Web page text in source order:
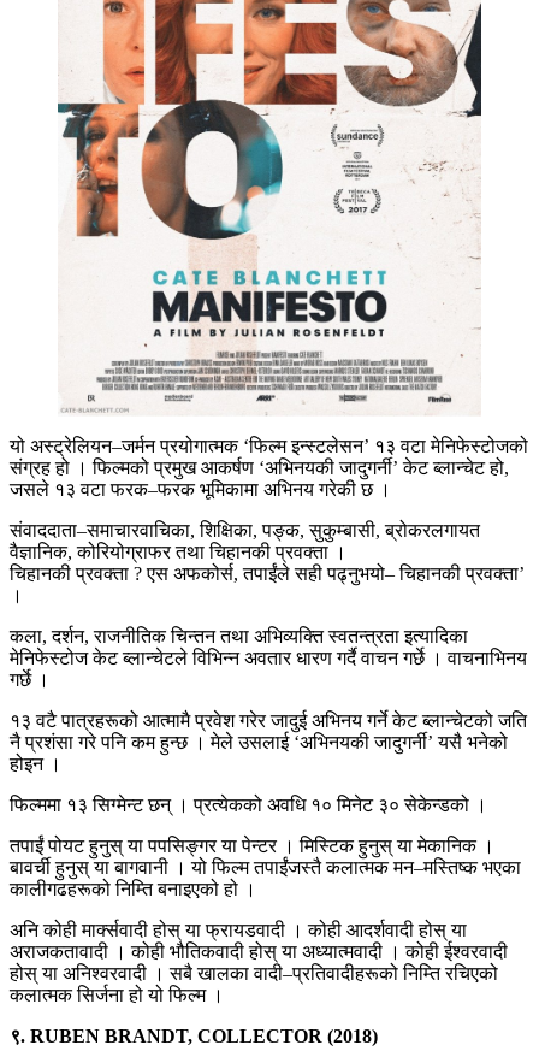
यो अस्ट्रेलियन–जर्मन प्रयोगात्मक ‘फिल्म इन्स्टलेसन’ १३ वटा मेनिफेस्टोजको
संग्रह हो । फिल्मको प्रमुख आकर्षण ‘अभिनयकी जादुगर्नी’ केट ब्लान्चेट हो,
जसले १३ वटा फरक–फरक भूमिकामा अभिनय गरेकी छ ।
संवाददाता–समाचारवाचिका, शिक्षिका, पङ्क, सुकुम्बासी, ब्रोकरलगायत
वैज्ञानिक, कोरियोग्राफर तथा चिहानकी प्रवक्ता ।
चिहानकी प्रवक्ता ? एस अफकोर्स, तपाईंले सही पढ्नुभयो– चिहानकी प्रवक्ता’
।
कला, दर्शन, राजनीतिक चिन्तन तथा अभिव्यक्ति स्वतन्त्रता इत्यादिका
मेनिफेस्टोज केट ब्लान्चेटले विभिन्न अवतार धारण गर्दै वाचन गर्छे । वाचनाभिनय
गर्छे ।
१३ वटै पात्रहरूको आत्मामै प्रवेश गरेर जादुई अभिनय गर्ने केट ब्लान्चेटको जति
नै प्रशंसा गरे पनि कम हुन्छ । मेले उसलाई ‘अभिनयकी जादुगर्नी’ यसै भनेको
होइन ।
फिल्ममा १३ सिग्मेन्ट छन् । प्रत्येकको अवधि १० मिनेट ३० सेकेन्डको ।
तपाईं पोयट हुनुस् या पपसिङ्गर या पेन्टर । मिस्टिक हुनुस् या मेकानिक ।
बावर्ची हुनुस् या बागवानी । यो फिल्म तपाईंंजस्तै कलात्मक मन–मस्तिष्क भएका
कालीगढहरूको निम्ति बनाइएको हो ।
अनि कोही मार्क्सवादी होस् या फ्रायडवादी । कोही आदर्शवादी होस् या
अराजकतावादी । कोही भौतिकवादी होस् या अध्यात्मवादी । कोही ईश्वरवादी
होस् या अनिश्वरवादी । सबै खालका वादी–प्रतिवादीहरूको निम्ति रचिएको
कलात्मक सिर्जना हो यो फिल्म ।
९. RUBEN BRANDT, COLLECTOR (2018)